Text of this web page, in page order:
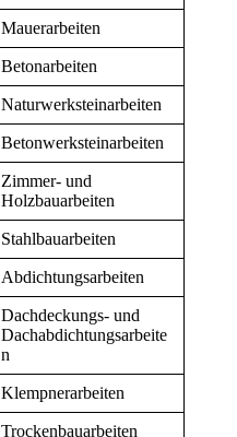
Mauerarbeiten
Betonarbeiten
Naturwerksteinarbeiten
Betonwerksteinarbeiten
Zimmer- und
Holzbauarbeiten
Stahlbauarbeiten
Abdichtungsarbeiten
Dachdeckungs- und
Dachabdichtungsarbeite
n
Klempnerarbeiten
Trockenbauarbeiten